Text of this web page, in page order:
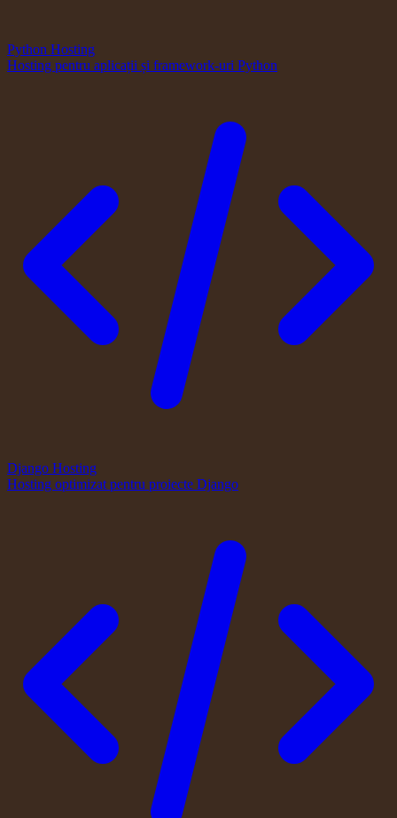
Python Hosting
Hosting pentru aplicații și framework-uri Python
Django Hosting
Hosting optimizat pentru proiecte Django